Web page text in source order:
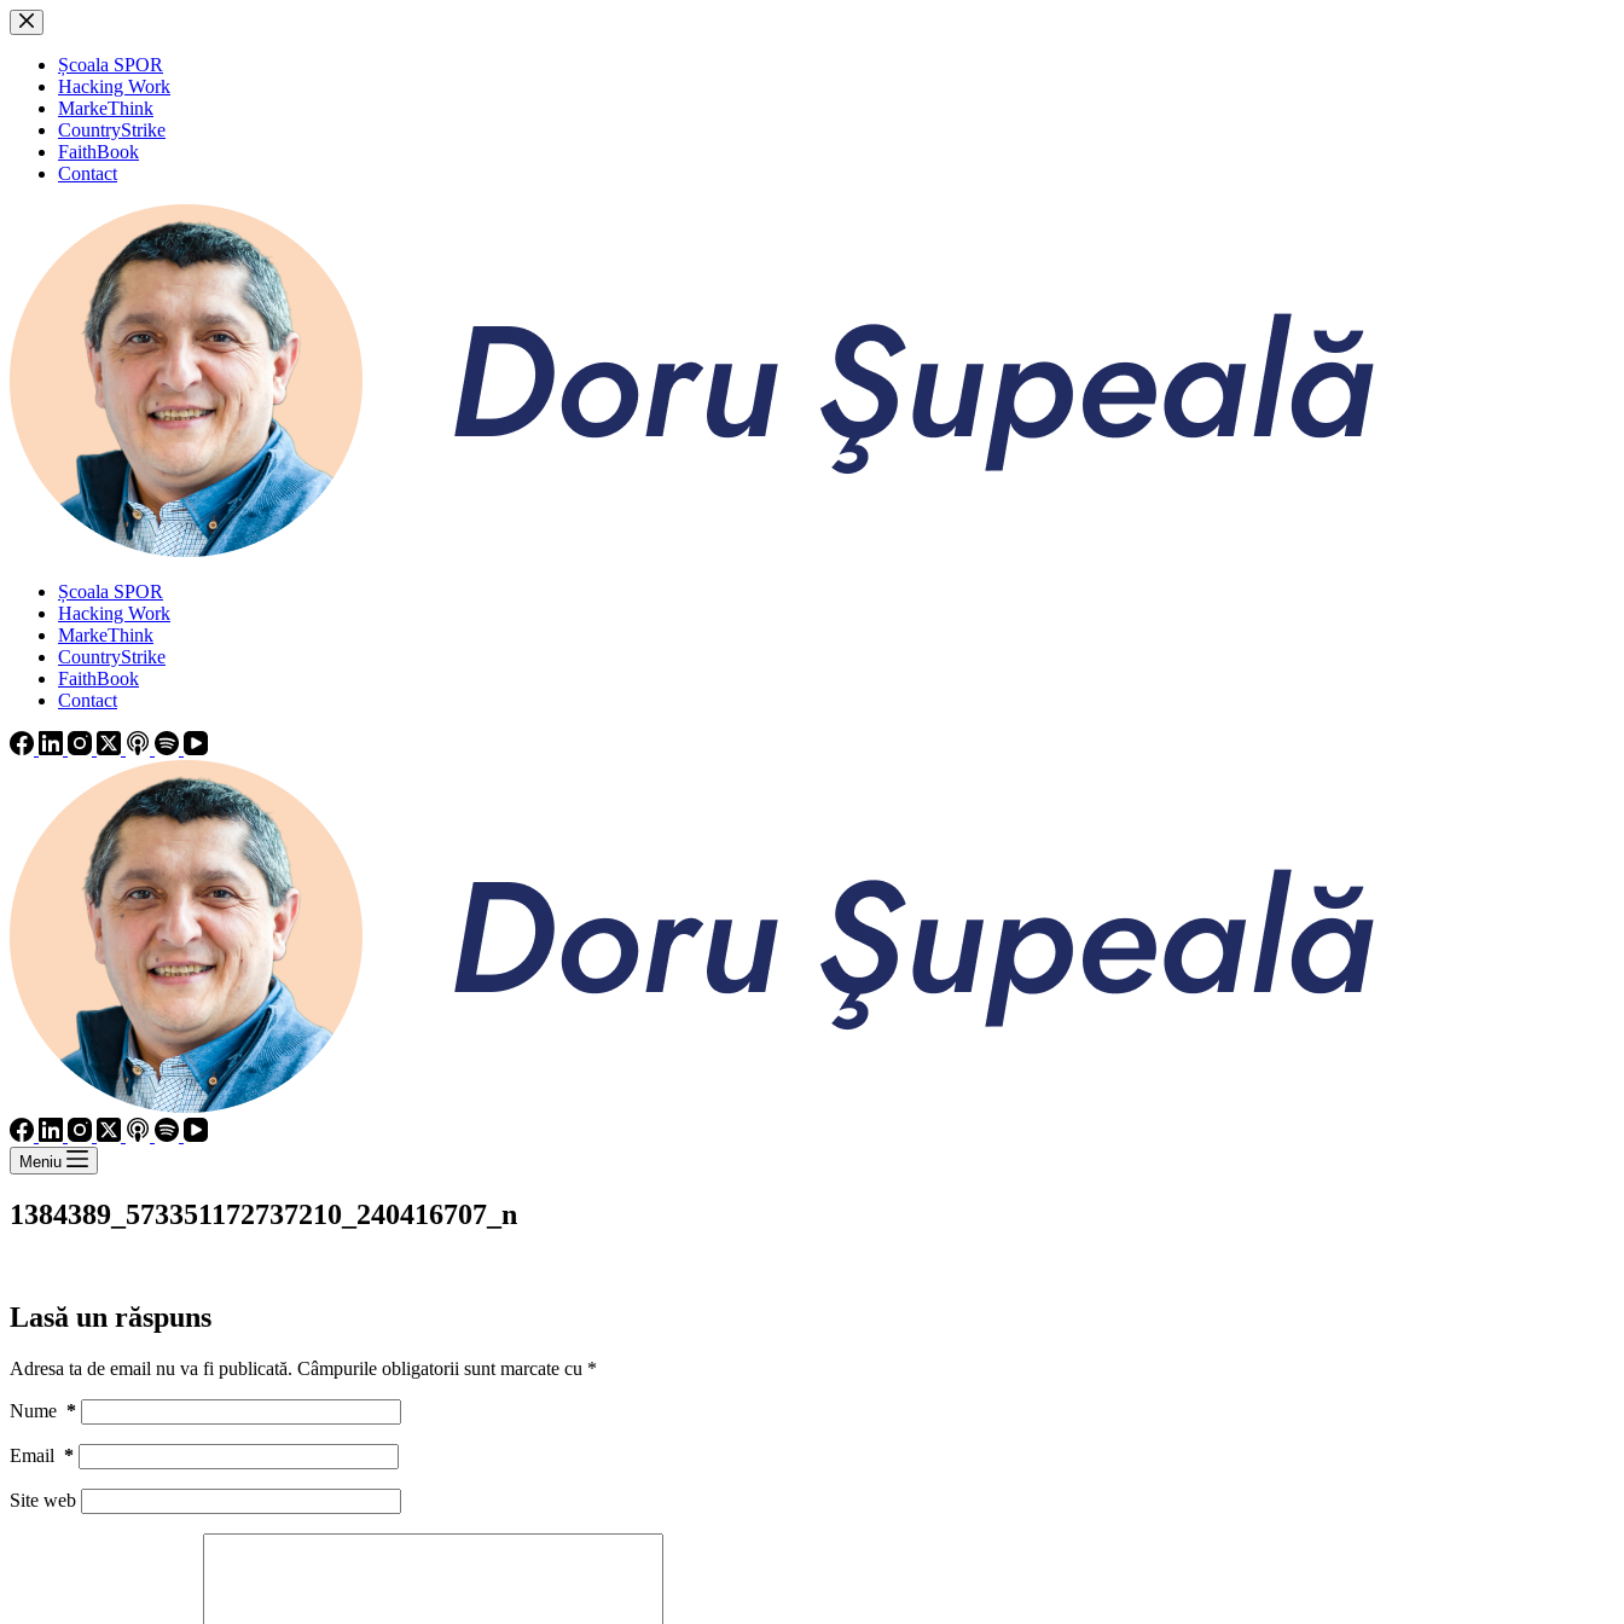
Sari
la
conținutȘcoala SPOR
Hacking Work
MarkeThink
CountryStrike
FaithBook
Contact
Școala SPOR
Hacking Work
MarkeThink
CountryStrike
FaithBook
Contact
Meniu
1384389_573351172737210_240416707_n
Lasă un răspuns
Adresa ta de email nu va fi publicată. Câmpurile obligatorii sunt marcate cu *
Nume *
Email *
Site web